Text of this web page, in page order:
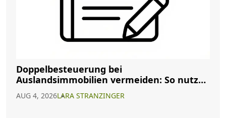
Doppelbesteuerung bei
Auslandsimmobilien vermeiden: So nutzen
AUG 4, 2026LARA STRANZINGER